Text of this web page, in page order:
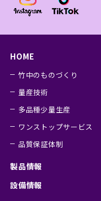
HOME
竹中のものづくり
量産技術
多品種少量生産
ワンストップサービス
品質保証体制
製品情報
設備情報